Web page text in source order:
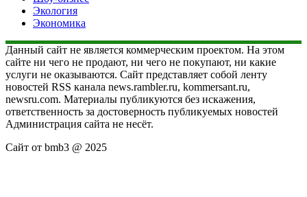
Экология
Экономика
Данный сайт не является коммерческим проектом. На этом
сайте ни чего не продают, ни чего не покупают, ни какие
услуги не оказываются. Сайт представляет собой ленту
новостей RSS канала news.rambler.ru, kommersant.ru,
newsru.com. Материалы публикуются без искажения,
ответственность за достоверность публикуемых новостей
Администрация сайта не несёт.
Сайт от bmb3 @ 2025